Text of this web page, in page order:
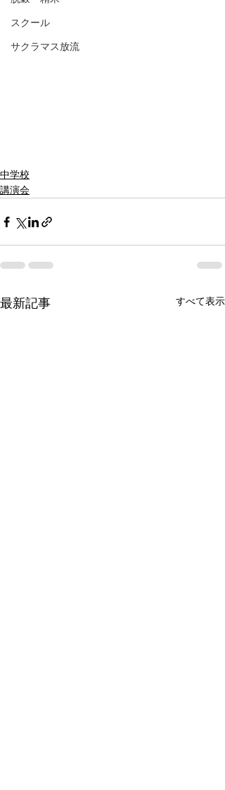
スクール
サクラマス放流
中学校
講演会
最新記事 すべて表示